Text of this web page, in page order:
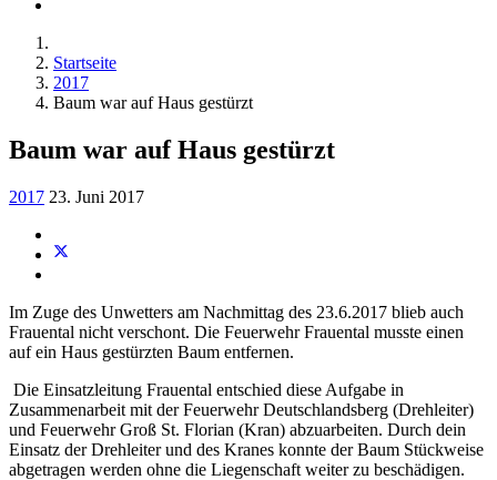
Startseite
2017
Baum war auf Haus gestürzt
Baum war auf Haus gestürzt
2017 23. Juni 2017
Im Zuge des Unwetters am Nachmittag des 23.6.2017 blieb auch
Frauental nicht verschont. Die Feuerwehr Frauental musste einen
auf ein Haus gestürzten Baum entfernen.
Die Einsatzleitung Frauental entschied diese Aufgabe in
Zusammenarbeit mit der Feuerwehr Deutschlandsberg (Drehleiter)
und Feuerwehr Groß St. Florian (Kran) abzuarbeiten. Durch dein
Einsatz der Drehleiter und des Kranes konnte der Baum Stückweise
abgetragen werden ohne die Liegenschaft weiter zu beschädigen.